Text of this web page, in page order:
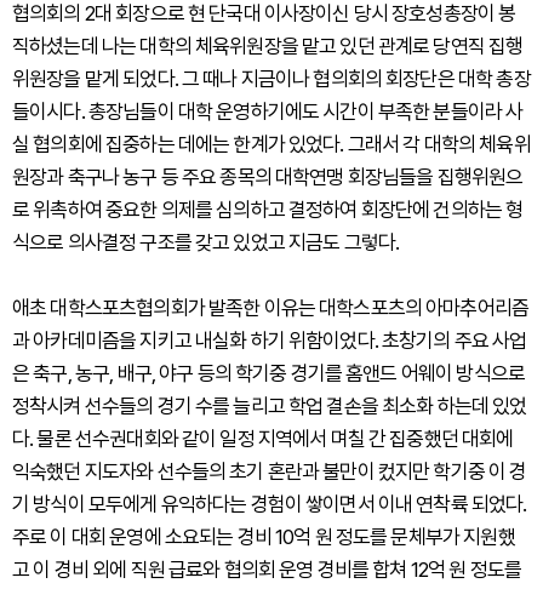
협의회의 2대 회장으로 현 단국대 이사장이신 당시 장호성총장이 봉
직하셨는데 나는 대학의 체육위원장을 맡고 있던 관계로 당연직 집행
위원장을 맡게 되었다. 그 때나 지금이나 협의회의 회장단은 대학 총장
들이시다. 총장님들이 대학 운영하기에도 시간이 부족한 분들이라 사
실 협의회에 집중하는 데에는 한계가 있었다. 그래서 각 대학의 체육위
원장과 축구나 농구 등 주요 종목의 대학연맹 회장님들을 집행위원으
로 위촉하여 중요한 의제를 심의하고 결정하여 회장단에 건의하는 형
식으로 의사결정 구조를 갖고 있었고 지금도 그렇다.
애초 대학스포츠협의회가 발족한 이유는 대학스포츠의 아마추어리즘
과 아카데미즘을 지키고 내실화 하기 위함이었다. 초창기의 주요 사업
은 축구, 농구, 배구, 야구 등의 학기중 경기를 홈앤드 어웨이 방식으로
정착시켜 선수들의 경기 수를 늘리고 학업 결손을 최소화 하는데 있었
다. 물론 선수권대회와 같이 일정 지역에서 며칠 간 집중했던 대회에
익숙했던 지도자와 선수들의 초기 혼란과 불만이 컸지만 학기중 이 경
기 방식이 모두에게 유익하다는 경험이 쌓이면서 이내 연착륙 되었다.
주로 이 대회 운영에 소요되는 경비 10억 원 정도를 문체부가 지원했
고 이 경비 외에 직원 급료와 협의회 운영 경비를 합쳐 12억 원 정도를